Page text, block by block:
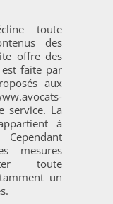
toute
des
offre des
faite par
aux
service. La
à
mesures
toute
un